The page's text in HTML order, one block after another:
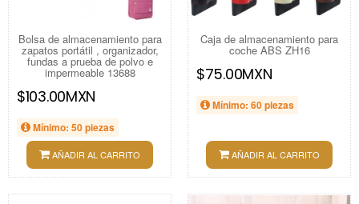
Bolsa de almacenamiento para
zapatos portátil , organizador,
fundas a prueba de polvo e
impermeable 13688
$103.00MXN
Mínimo: 50 piezas
AÑADIR AL CARRITO
Caja de almacenamiento para
coche ABS ZH16
$75.00MXN
Mínimo: 60 piezas
AÑADIR AL CARRITO